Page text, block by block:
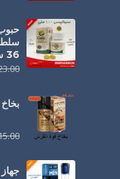
36 ساعة
بخاخ